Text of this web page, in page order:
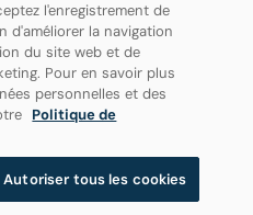
droits réservés.
l'enregistrement de
d'améliorer la navigation
du site web et de
Pour en savoir plus
personnelles et des
Politique de
Autoriser tous les cookies